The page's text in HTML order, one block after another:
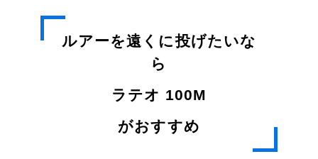
ルアーを遠くに投げたいな
ら
ラテオ 100M
がおすすめ